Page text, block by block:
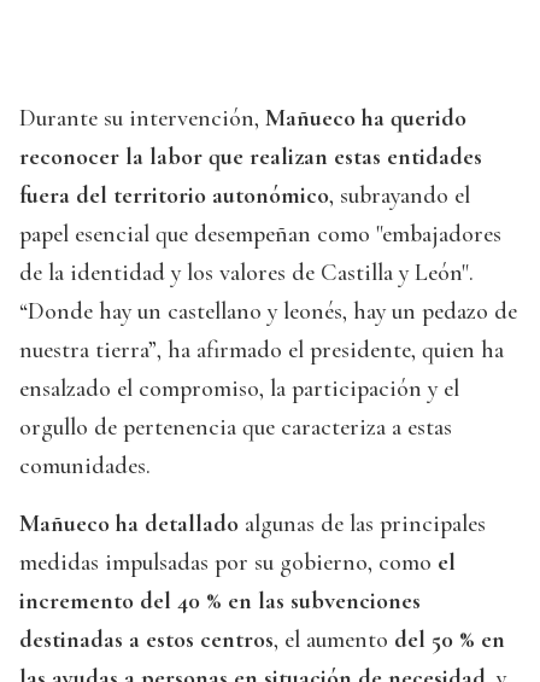
Durante su intervención, Mañueco ha querido
reconocer la labor que realizan estas entidades
fuera del territorio autonómico, subrayando el
papel esencial que desempeñan como "embajadores
de la identidad y los valores de Castilla y León".
“Donde hay un castellano y leonés, hay un pedazo de
nuestra tierra”, ha afirmado el presidente, quien ha
ensalzado el compromiso, la participación y el
orgullo de pertenencia que caracteriza a estas
comunidades.
Mañueco ha detallado algunas de las principales
medidas impulsadas por su gobierno, como el
incremento del 40 % en las subvenciones
destinadas a estos centros, el aumento del 50 % en